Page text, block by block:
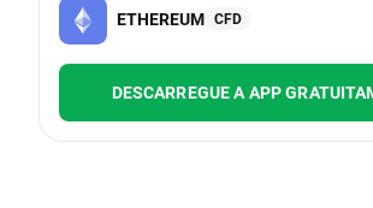
ETHEREUM CFD
DESCARREGUE A APP